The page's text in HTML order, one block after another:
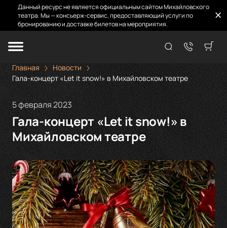
Данный ресурс не является официальным сайтом Михайловского
театра. Мы — консьерж-сервис, предоставляющий услуги по
бронированию и доставке билетов на мероприятия.
Главная
Новости
Гала-концерт «Let it snow!» в Михайловском театре
5 февраля 2023
Гала-концерт «Let it snow!» в
Михайловском театре